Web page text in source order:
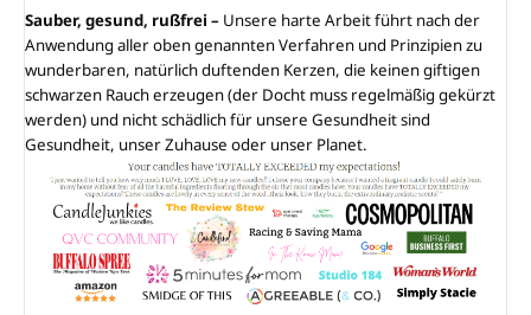
Sauber, gesund, rußfrei – Unsere harte Arbeit führt nach der
Anwendung aller oben genannten Verfahren und Prinzipien zu
wunderbaren, natürlich duftenden Kerzen, die keinen giftigen
schwarzen Rauch erzeugen (der Docht muss regelmäßig gekürzt
werden) und nicht schädlich für unsere Gesundheit sind
Gesundheit, unser Zuhause oder unser Planet.